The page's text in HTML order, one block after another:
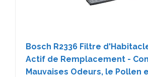
Bosch R2336 Filtre
Actif de Remplacement -
Mauvaises Odeurs, le Pollen